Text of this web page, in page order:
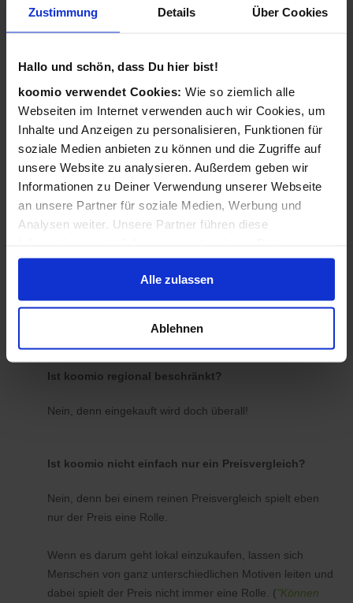
Zustimmung Details Über Cookies
Hallo und schön, dass Du hier bist!
koomio verwendet Cookies: Wie so ziemlich alle
Webseiten im Internet verwenden auch wir Cookies, um
Inhalte und Anzeigen zu personalisieren, Funktionen für
soziale Medien anbieten zu können und die Zugriffe auf
unsere Website zu analysieren. Außerdem geben wir
Informationen zu Deiner Verwendung unserer Webseite
an unsere Partner für soziale Medien, Werbung und
Analysen weiter. Unsere Partner führen diese
zusammen, die Du ihnen bereitgestellt hast oder die sie
im Rahmen Deiner Nutzung der Dienste gesammelt
haben.
Alle zulassen
Ablehnen
Wie funktioniert koomio?
Geschäftsinformationen vervollständigen, Angebote
veröffentlichen - 3 Angebote sind für Sie immer kostenlos!
Wir kümmern uns dann darum, dass Ihre Informationen
zu Ihren Kunden gelangen: Auf der koomio-Webseite, in
unseren Apps und in Suchmaschinen - daheim auf der
Couch und unterwegs auf dem Smartphone!
Ist koomio für alle Unternehmen gedacht?
genauso wie einerlandesweiten Handelskette
reinenDienstleister.
Ist koomio regional beschränkt?
Nein, denn eingekauft wird doch überall!
Ist koomio nicht einfach nur ein Preisvergleich?
Nein, denn bei einem reinen Preisvergleich spielt eben
nur der Preis eine Rolle.
Wenn es darum geht lokal einzukaufen, lassen sich
Menschen von ganz unterschiedlichen Motiven leiten und
dabei spielt der Preis nicht immer eine Rolle. ("Können